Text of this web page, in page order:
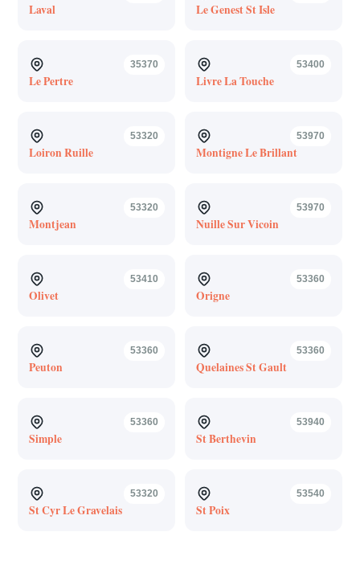
Laval Le Genest St Isle
35370
Le Pertre
53400
Livre La Touche
53320
Loiron Ruille
53970
Montigne Le Brillant
53320
Montjean
53970
Nuille Sur Vicoin
53410
Olivet
53360
Origne
53360
Peuton
53360
Quelaines St Gault
53360
Simple
53940
St Berthevin
53320
St Cyr Le Gravelais
53540
St Poix